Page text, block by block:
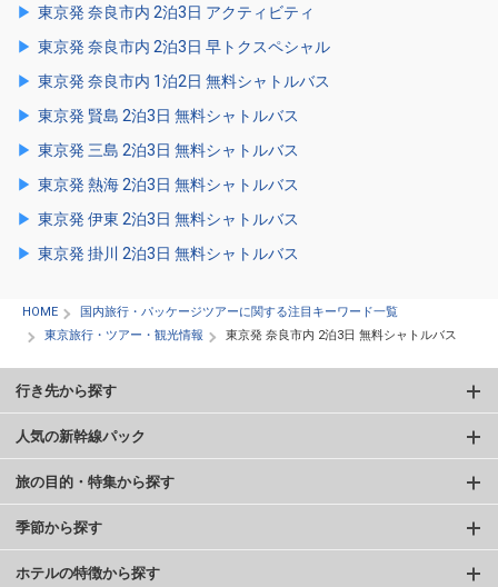
東京発 奈良市内 2泊3日 アクティビティ
東京発 奈良市内 2泊3日 早トクスペシャル
東京発 奈良市内 1泊2日 無料シャトルバス
東京発 賢島 2泊3日 無料シャトルバス
東京発 三島 2泊3日 無料シャトルバス
東京発 熱海 2泊3日 無料シャトルバス
東京発 伊東 2泊3日 無料シャトルバス
東京発 掛川 2泊3日 無料シャトルバス
HOME
国内旅行・パッケージツアーに関する注目キーワード一覧
東京旅行・ツアー・観光情報
東京発 奈良市内 2泊3日 無料シャトルバス
行き先から探す
人気の新幹線パック
旅の目的・特集から探す
季節から探す
ホテルの特徴から探す